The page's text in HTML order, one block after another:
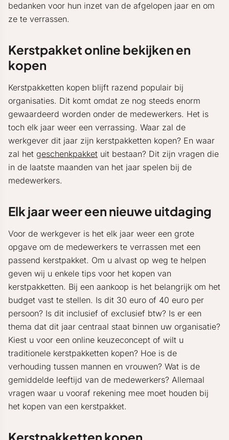
bedanken voor hun inzet van de afgelopen jaar en om
ze te verrassen.
Kerstpakket online bekijken en
kopen
Kerstpakketten kopen blijft razend populair bij
organisaties. Dit komt omdat ze nog steeds enorm
gewaardeerd worden onder de medewerkers. Het is
toch elk jaar weer een verrassing. Waar zal de
werkgever dit jaar zijn kerstpakketten kopen? En waar
zal het geschenkpakket uit bestaan? Dit zijn vragen die
in de laatste maanden van het jaar spelen bij de
medewerkers.
Elk jaar weer een nieuwe uitdaging
Voor de werkgever is het elk jaar weer een grote
opgave om de medewerkers te verrassen met een
passend kerstpakket. Om u alvast op weg te helpen
geven wij u enkele tips voor het kopen van
kerstpakketten. Bij een aankoop is het belangrijk om het
budget vast te stellen. Is dit 30 euro of 40 euro per
persoon? Is dit inclusief of exclusief btw? Is er een
thema dat dit jaar centraal staat binnen uw organisatie?
Kiest u voor een online keuzeconcept of wilt u
traditionele kerstpakketten kopen? Hoe is de
verhouding tussen mannen en vrouwen? Wat is de
gemiddelde leeftijd van de medewerkers? Allemaal
vragen waar u vooraf rekening mee moet houden bij
het kopen van een kerstpakket.
Kerstpakketten kopen